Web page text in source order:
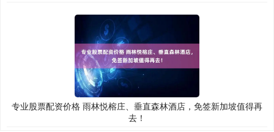
专业股票配资价格 雨林悦榕庄、垂直森林酒店，免签新加坡值得再
去！